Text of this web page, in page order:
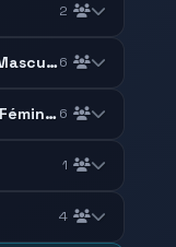
2
Bachata Solo Amateur Masculin6
Bachata Solo Pré-Ados Féminin6
1
4